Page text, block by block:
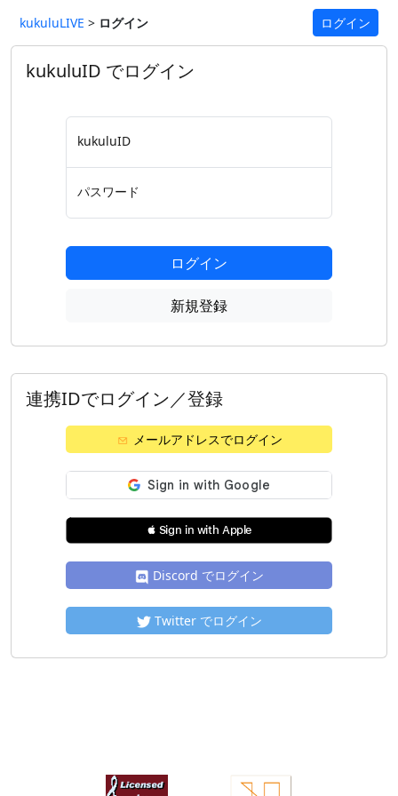
kukuluLIVE > ログイン ログイン
kukuluID でログイン
kukuluID
パスワード
ログイン
新規登録
連携IDでログイン／登録
メールアドレスでログイン
 Sign in with Apple
Discord でログイン
Twitter でログイン